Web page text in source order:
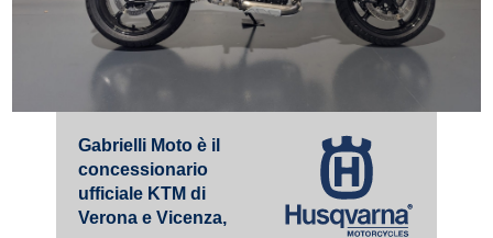
Gabrielli Moto è il
concessionario
ufficiale KTM di
Verona e Vicenza,